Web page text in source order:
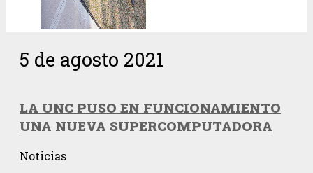
5 de agosto 2021
LA UNC PUSO EN FUNCIONAMIENTO
UNA NUEVA SUPERCOMPUTADORA
Noticias